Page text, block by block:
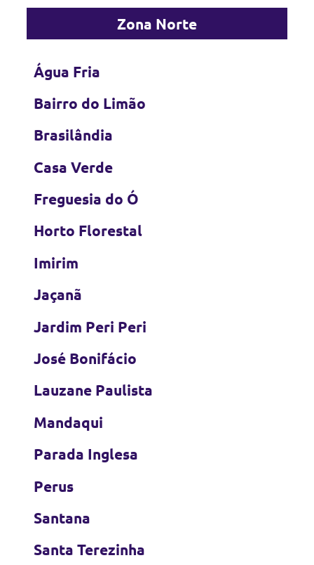
Zona Norte
Água Fria
Bairro do Limão
Brasilândia
Casa Verde
Freguesia do Ó
Horto Florestal
Imirim
Jaçanã
Jardim Peri Peri
José Bonifácio
Lauzane Paulista
Mandaqui
Parada Inglesa
Perus
Santana
Santa Terezinha